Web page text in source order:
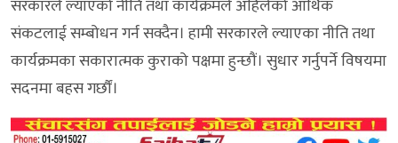
सरकारले ल्याएको नीति तथा कार्यक्रमले अहिलेको आर्थिक
संकटलाई सम्बोधन गर्न सक्दैन। हामी सरकारले ल्याएका नीति तथा
कार्यक्रमका सकारात्मक कुराको पक्षमा हुन्छौं। सुधार गर्नुपर्ने विषयमा
सदनमा बहस गर्छौं।